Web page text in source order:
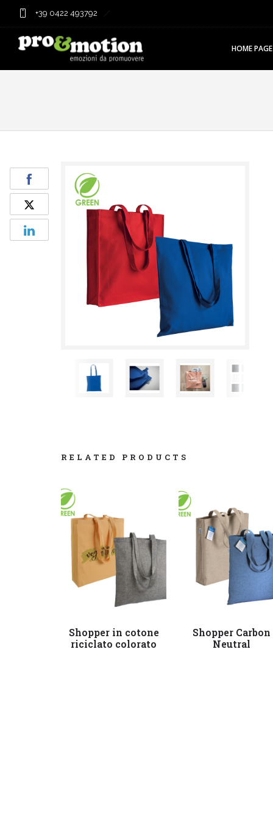
+39 0422 493792
HOME PAGE
RELATED PRODUCTS
Leggi tutto
Shopper in cotone
riciclato colorato
Leggi tutto
Shopper Carbon
Neutral